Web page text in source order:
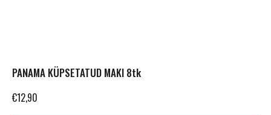
PANAMA KÜPSETATUD MAKI 8tk
€12,90